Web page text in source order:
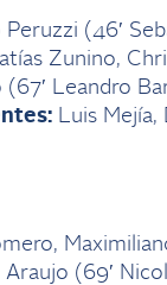
(46′
Zunino,
Leandro
Luis Mejía,
(69′